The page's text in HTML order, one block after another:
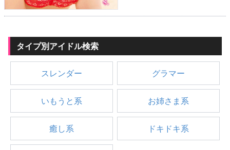
タイプ別アイドル検索
スレンダー グラマー
いもうと系 お姉さま系
癒し系 ドキドキ系